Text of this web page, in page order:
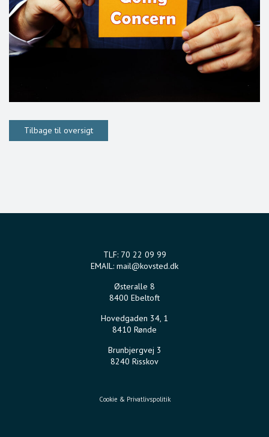
Tilbage til oversigt
TLF: 70 22 09 99
EMAIL: mail@kovsted.dk
Østeralle 8
8400 Ebeltoft
Hovedgaden 34, 1
8410 Rønde
Brunbjergvej 3
8240 Risskov
Cookie & Privatlivspolitik